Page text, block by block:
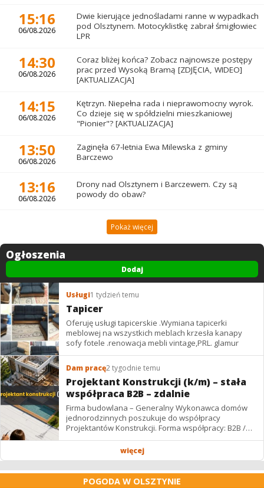
15:16
06/08.2026
Dwie kierujące jednośladami ranne w wypadkach
pod Olsztynem. Motocyklistkę zabrał śmigłowiec
LPR
14:30
06/08.2026
Coraz bliżej końca? Zobacz najnowsze postępy
prac przed Wysoką Bramą [ZDJĘCIA, WIDEO]
[AKTUALIZACJA]
14:15
06/08.2026
Kętrzyn. Niepełna rada i nieprawomocny wyrok.
Co dzieje się w spółdzielni mieszkaniowej
"Pionier"? [AKTUALIZACJA]
13:50
06/08.2026
Zaginęła 67-letnia Ewa Milewska z gminy
Barczewo
13:16
06/08.2026
Drony nad Olsztynem i Barczewem. Czy są
powody do obaw?
Pokaż więcej
Ogłoszenia
Dodaj
Usługi1 tydzień temu
Tapicer
Oferuję usługi tapicerskie .Wymiana tapicerki
meblowej na wszystkich meblach krzesła kanapy
sofy fotele .renowacja mebli vintage,PRL. glamur
Dam pracę2 tygodnie temu
Projektant Konstrukcji (k/m) – stała
współpraca B2B – zdalnie
Firma budowlana – Generalny Wykonawca domów
jednorodzinnych poszukuje do współpracy
Projektantów Konstrukcji. Forma współpracy: B2B /
podwykonawstwo – zdalnie. Wynagrodzenie: ✔
więcej
POGODA W OLSZTYNIE